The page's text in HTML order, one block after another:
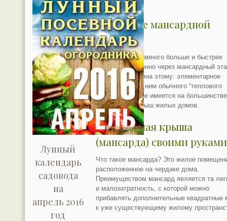
Утепление мансардной
крыши
Потери тепла намного больше и быстрее
происходят именно через мансардный
Основная причина этому: элементарное
отсутствие над ним обычного “теплового
одеяла”, которое имеется на большинстве
капитальных крыш жилых домов.
Мансардная крыша
(мансарда) своими руками
Что такое мансарда? Это жилое
расположенное на чердаке дома.
Преимуществом мансард является та
и малозатратность, с которой можно
прибавлять дополнительные квадратные
к уже существующему жилому
Лунный
календарь
садовода
на
апрель 2016
год